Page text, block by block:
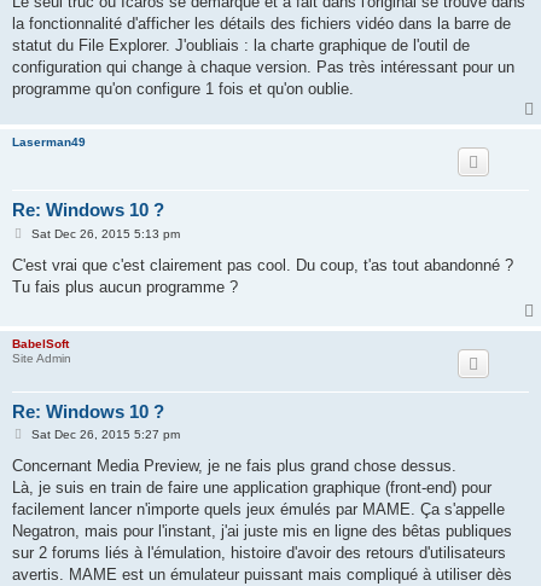
la fonctionnalité d'afficher les détails des fichiers vidéo dans la barre de
statut du File Explorer. J'oubliais : la charte graphique de l'outil de
configuration qui change à chaque version. Pas très intéressant pour un
programme qu'on configure 1 fois et qu'on oublie.
Laserman49
Re: Windows 10 ?
P
s
Sat Dec 26, 2015 5:13 pm
C'est vrai que c'est clairement pas cool. Du coup, t'as tout abandonné ?
Tu fais plus aucun programme ?
BabelSoft
Site Admin
Re: Windows 10 ?
P
s
Sat Dec 26, 2015 5:27 pm
Concernant Media Preview, je ne fais plus grand chose dessus.
Là, je suis en train de faire une application graphique (front-end) pour
facilement lancer n'importe quels jeux émulés par MAME. Ça s'appelle
Negatron, mais pour l'instant, j'ai juste mis en ligne des bêtas publiques
sur 2 forums liés à l'émulation, histoire d'avoir des retours d'utilisateurs
avertis. MAME est un émulateur puissant mais compliqué à utiliser dès